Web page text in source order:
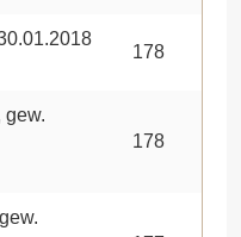
178
gew.
178